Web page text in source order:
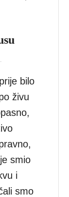
bilo
živu
smio
i
smo